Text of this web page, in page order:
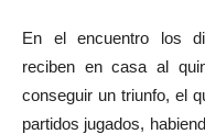
En el encuentro los
reciben en casa al
conseguir un triunfo, el
partidos jugados,